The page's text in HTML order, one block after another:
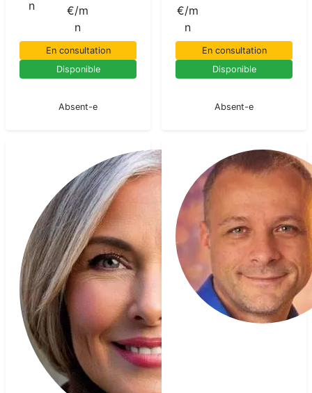
n
€/m
n
En consultation
Disponible
Absent-e
€/m
n
En consultation
Disponible
Absent-e